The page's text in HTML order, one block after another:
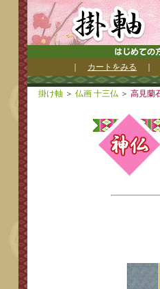
カートをみる
掛け軸 ＞ 仏画 十三仏 ＞ 高見蘭